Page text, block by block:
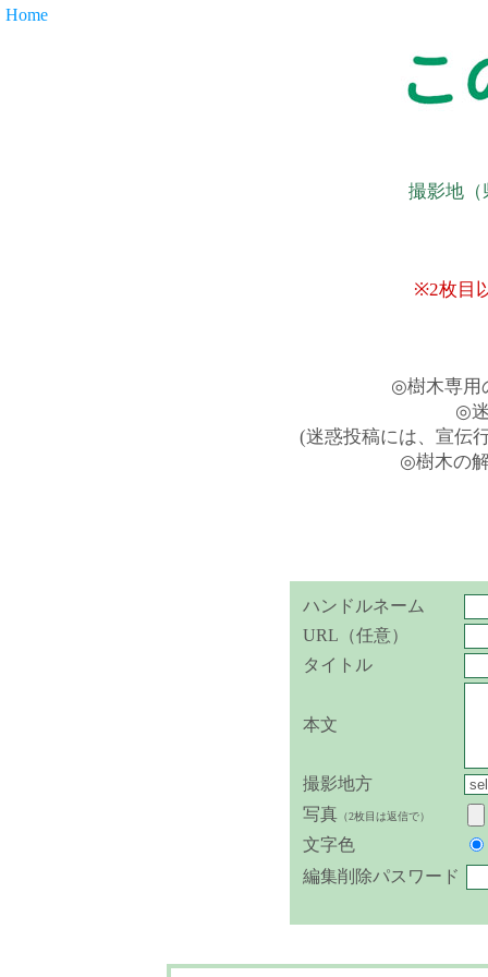
Home
撮影地（
※2枚目
◎樹木専用
◎
(迷惑投稿には、宣伝
◎樹木の
ハンドルネーム
URL（任意）
タイトル
本文
撮影地方
写真（2枚目は返信で）
文字色
編集削除パスワード